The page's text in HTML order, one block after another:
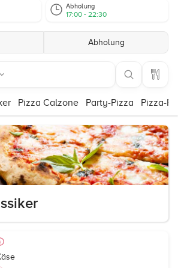
Abholung
17:00 - 22:30
Abholung
Pizza Calzone Party-Pizza Pizza-